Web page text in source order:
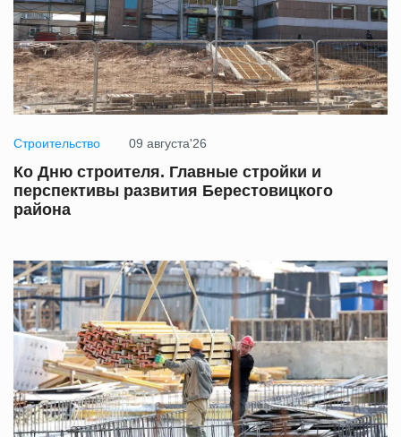
Строительство 09 августа'26
Ко Дню строителя. Главные стройки и
перспективы развития Берестовицкого
района